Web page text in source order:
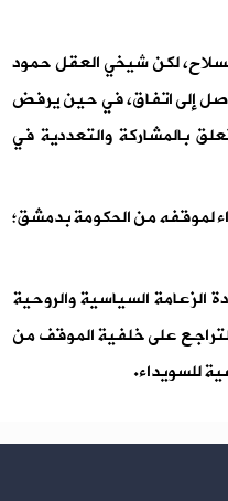
لكن شيخي العقل حمود
إلى اتفاق، في حين يرفض
بالمشاركة والتعددية في
لموقفه من الحكومة بدمشق؛
السياسية والروحية
على خلفية الموقف من
للسويداء.